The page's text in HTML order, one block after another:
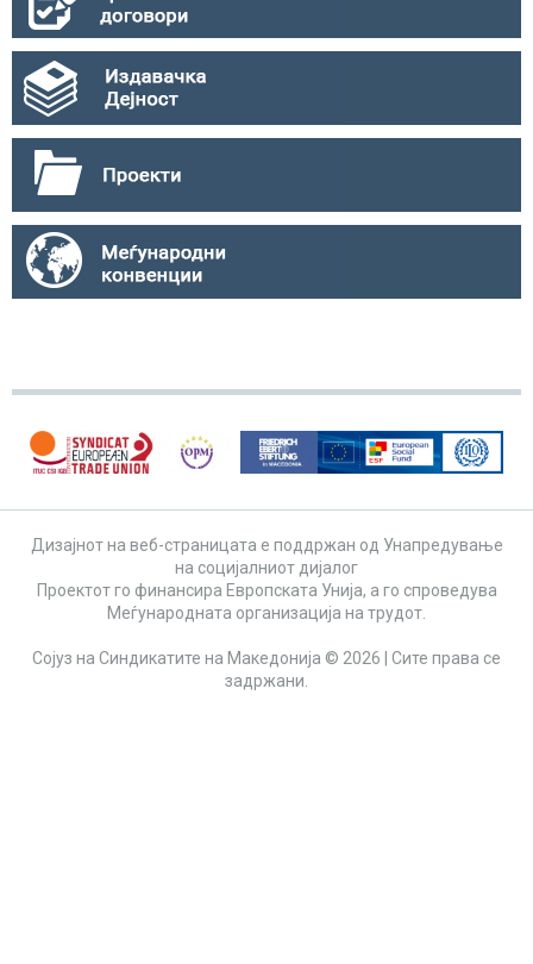
Дизајнот на веб-страницата е поддржан од Унапредување
на социјалниот дијалог
Проектот го финансира Европската Унија, а го спроведува
Меѓународната организација на трудот.
Сојуз на Синдикатите на Македонија © 2026 | Сите права се
задржани.